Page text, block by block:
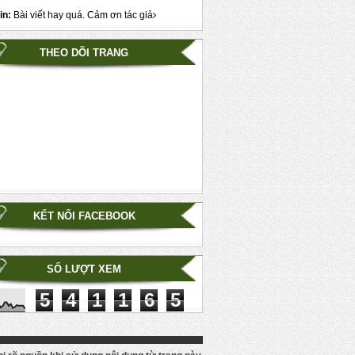
Bài viết hay quá. Cảm ơn tác giả
THEO DÕI TRANG
KẾT NỐI FACEBOOK
SỐ LƯỢT XEM
5 4 1 1 6 5